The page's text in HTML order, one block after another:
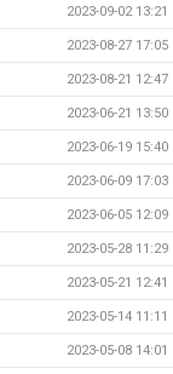
2023-09-02 13:21
2023-08-27 17:05
2023-08-21 12:47
2023-06-21 13:50
2023-06-19 15:40
2023-06-09 17:03
2023-06-05 12:09
2023-05-28 11:29
2023-05-21 12:41
2023-05-14 11:11
2023-05-08 14:01